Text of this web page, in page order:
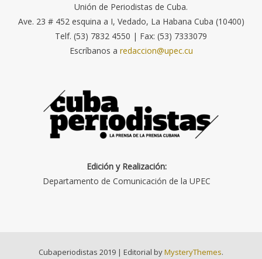
Unión de Periodistas de Cuba.
Ave. 23 # 452 esquina a I, Vedado, La Habana Cuba (10400)
Telf. (53) 7832 4550 | Fax: (53) 7333079
Escríbanos a redaccion@upec.cu
Edición y Realización:
Departamento de Comunicación de la UPEC
Cubaperiodistas 2019 | Editorial byMysteryThemes.